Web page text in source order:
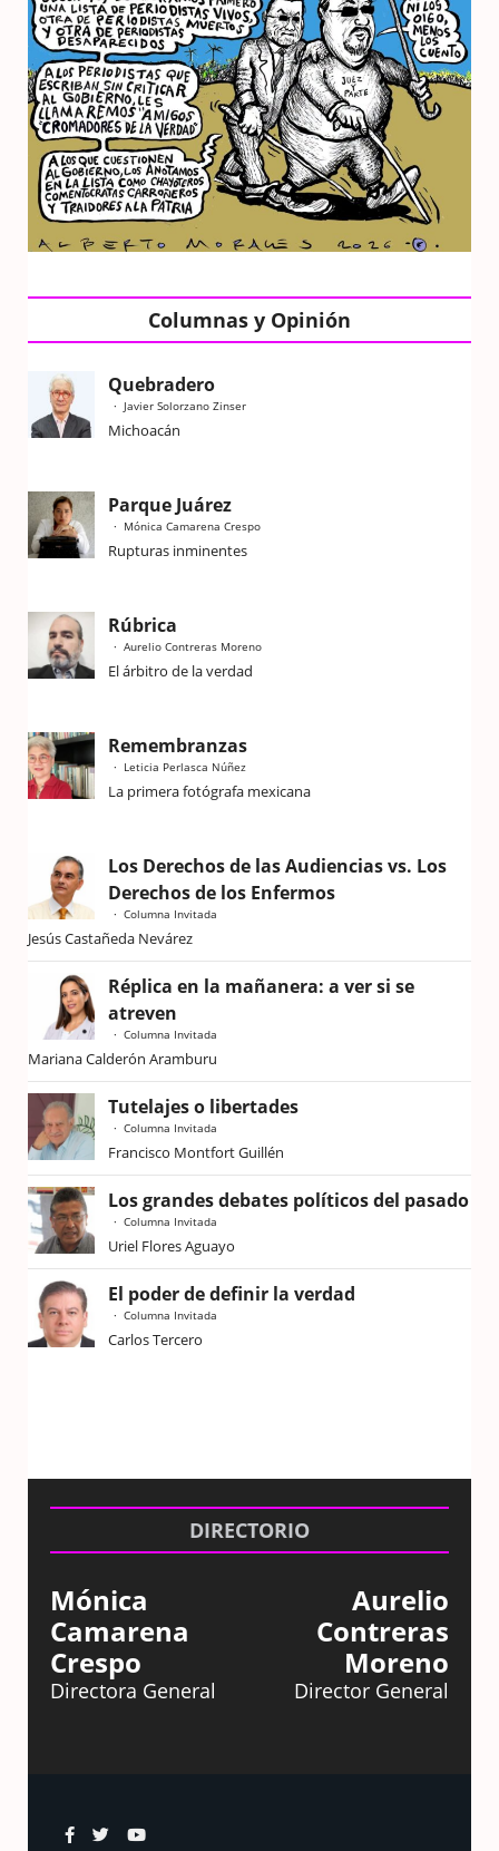
Columnas y Opinión
Quebradero
Javier Solorzano Zinser
Michoacán
Parque Juárez
Mónica Camarena Crespo
Rupturas inminentes
Rúbrica
Aurelio Contreras Moreno
El árbitro de la verdad
Remembranzas
Leticia Perlasca Núñez
La primera fotógrafa mexicana
Los Derechos de las Audiencias vs. Los
Derechos de los Enfermos
Columna Invitada
Jesús Castañeda Nevárez
Réplica en la mañanera: a ver si se
atreven
Columna Invitada
Mariana Calderón Aramburu
Tutelajes o libertades
Columna Invitada
Francisco Montfort Guillén
Los grandes debates políticos del pasado
Columna Invitada
Uriel Flores Aguayo
El poder de definir la verdad
Columna Invitada
Carlos Tercero
DIRECTORIO
Mónica
Camarena
Crespo
Directora General
Aurelio
Contreras
Moreno
Director General